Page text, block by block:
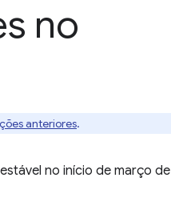
no
anteriores.
no início de março de